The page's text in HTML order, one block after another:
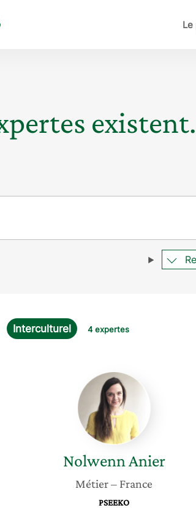
Le
Interculturel 4 expertes
Nolwenn
Anier
NolwennAnier
Métier– France
PSEEKO